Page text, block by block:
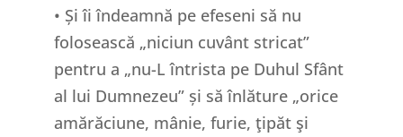
• Și îi îndeamnă pe efeseni să nu
folosească „niciun cuvânt stricat”
pentru a „nu-L întrista pe Duhul Sfânt
al lui Dumnezeu” și să înlăture „orice
amărăciune, mânie, furie, ţipăt şi